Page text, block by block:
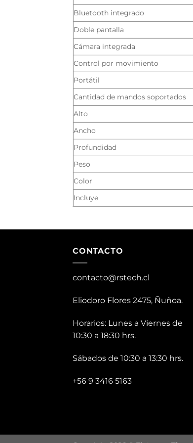
Bluetooth integrado
Doble pantalla
Cámara integrada
Control por movimiento
Portátil
Cantidad de mandos soportados
Alto
Ancho
Profundidad
Peso
Color
Incluye
CONTACTO
contacto@rstech.cl
Eliodoro Flores 2475, Ñuñoa.
Horarios: Lunes a Viernes de
10:30 a 18:30 hrs.
Sábados de 10:30 a 13:30 hrs.
+56 9 3416 5163